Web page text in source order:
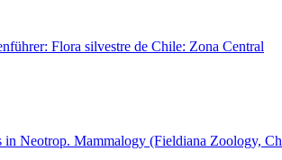
Flora silvestre de Chile: Zona Central
in Neotrop. Mammalogy (Fieldiana Zoology,